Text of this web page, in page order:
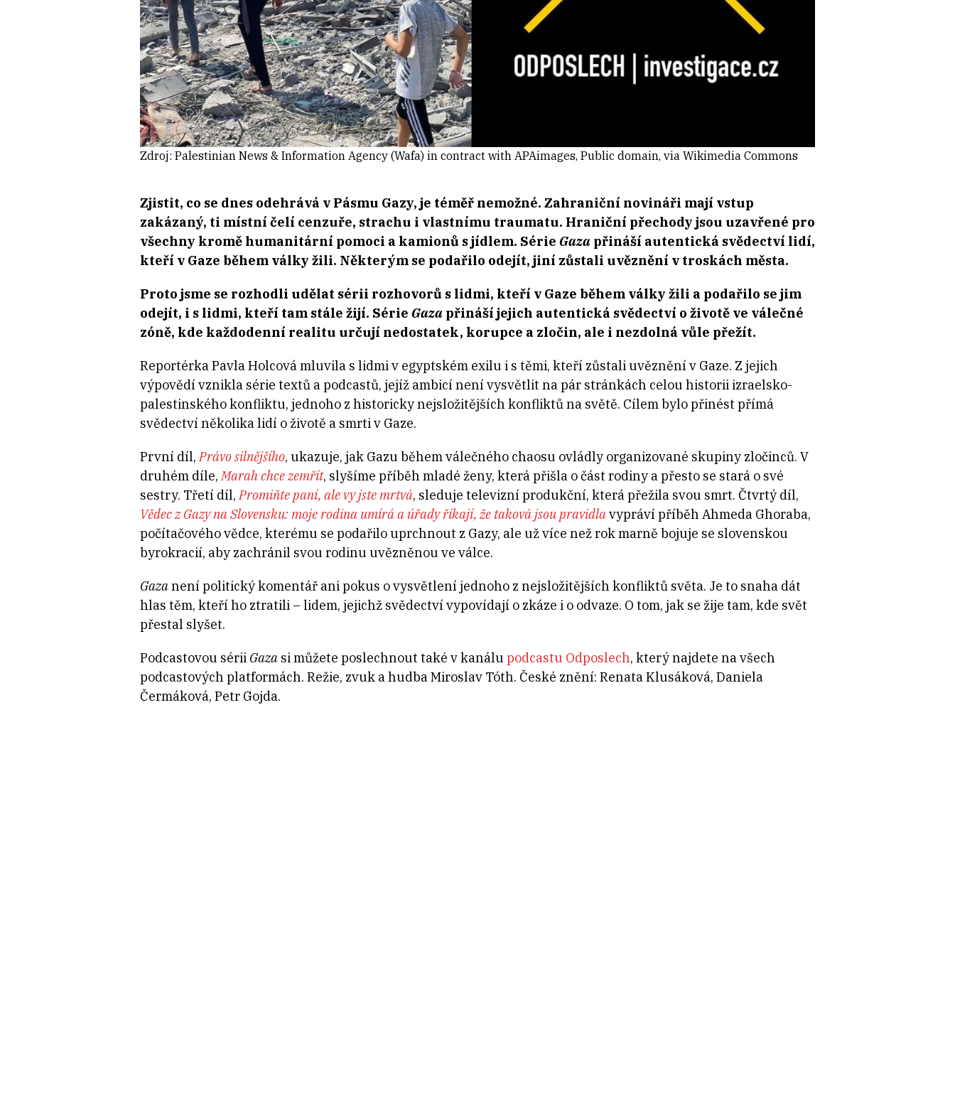
Zdroj: Palestinian News & Information Agency (Wafa) in contract with APAimages, Public domain, via Wikimedia Commons
Zjistit, co se dnes odehrává v Pásmu Gazy, je téměř nemožné. Zahraniční novináři mají vstup
zakázaný, ti místní čelí cenzuře, strachu i vlastnímu traumatu. Hraniční přechody jsou uzavřené pro
všechny kromě humanitární pomoci a kamionů s jídlem. Série Gazapřináší autentická svědectví lidí,
kteří v Gaze během války žili. Některým se podařilo odejít, jiní zůstali uvěznění v troskách města.
Proto jsme se rozhodli udělat sérii rozhovorů s lidmi, kteří v Gaze během války žili a podařilo se jim
odejít, i s lidmi, kteří tam stále žijí. Série Gazapřináší jejich autentická svědectví o životě ve válečné
zóně, kde každodenní realitu určují nedostatek, korupce a zločin, ale i nezdolná vůle přežít.
Reportérka Pavla Holcová mluvila s lidmi v egyptském exilu i s těmi, kteří zůstali uvěznění v Gaze. Z jejich
výpovědí vznikla série textů a podcastů, jejíž ambicí není vysvětlit na pár stránkách celou historii izraelsko-
palestinského konfliktu, jednoho z historicky nejsložitějších konfliktů na světě. Cílem bylo přinést přímá
svědectví několika lidí o životě a smrti v Gaze.
První díl,Právo silnějšího, ukazuje, jak Gazu během válečného chaosu ovládly organizované skupiny zločinců. V
druhém díle,Marah chce zemřít, slyšíme příběh mladé ženy, která přišla o část rodiny a přesto se stará o své
sestry. Třetí díl,Promiňte paní, ale vy jste mrtvá, sleduje televizní produkční, která přežila svou smrt. Čtvrtý díl,
Vědec z Gazy na Slovensku: moje rodina umírá a úřady říkají, že taková jsou pravidlavypráví příběh Ahmeda Ghoraba,
počítačového vědce, kterému se podařilo uprchnout z Gazy, ale už více než rok marně bojuje se slovenskou
byrokracií, aby zachránil svou rodinu uvězněnou ve válce.
Gazanení politický komentář ani pokus o vysvětlení jednoho z nejsložitějších konfliktů světa. Je to snaha dát
hlas těm, kteří ho ztratili – lidem, jejichž svědectví vypovídají o zkáze i o odvaze. O tom, jak se žije tam, kde svět
přestal slyšet.
Podcastovou sérii Gazasi můžete poslechnout také v kanálu podcastu Odposlech, který najdete na všech
podcastových platformách. Režie, zvuk a hudba Miroslav Tóth. České znění: Renata Klusáková, Daniela
Čermáková, Petr Gojda.